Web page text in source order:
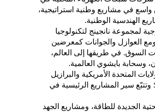
في مشاريع وطنية استراتيجية،
لمجموعة نانجينج لتكنولوجيا
تطوير المجموعة. ومع العوازل والجوانات كمعرضين
السوق. في طريقها إلى العالم،
وسحابة بايشوي العالمية.
المتحدة الأمريكية والبرازيل
وتتبّع سير المشاريع الرئيسية في
الجديدة للطاقة، ومشاريع الجهد